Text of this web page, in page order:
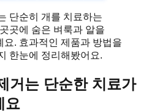
단순히 개를 치료하는
곳에 숨은 벼룩과 알을
. 효과적인 제품과 방법을
한눈에 정리해봤어요.
거는 단순한 치료가
요